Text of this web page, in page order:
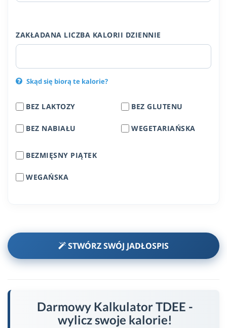
ZAKŁADANA LICZBA KALORII DZIENNIE
Skąd się biorą te kalorie?
BEZ LAKTOZY
BEZ NABIAŁU
BEZ GLUTENU
WEGETARIAŃSKA
BEZMIĘSNY PIĄTEK
WEGAŃSKA
STWÓRZ SWÓJ JADŁOSPIS
Darmowy Kalkulator TDEE -
wylicz swoje kalorie!